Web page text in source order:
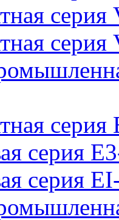
серия
серия
серия
серия